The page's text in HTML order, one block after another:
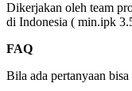
Dikerjakan oleh team
di Indonesia ( min.ipk
FAQ
Bila ada pertanyaan